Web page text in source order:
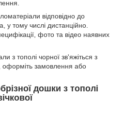
відповідно до
у тому числі дистанційно.
фото та відео наявних
з тополі чорної зв'яжіться з
замовлення або
дошки з тополі